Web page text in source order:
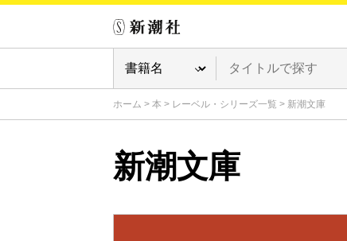
ホーム > 本 > レーベル・シリーズ一覧 > 新潮文庫
新潮文庫